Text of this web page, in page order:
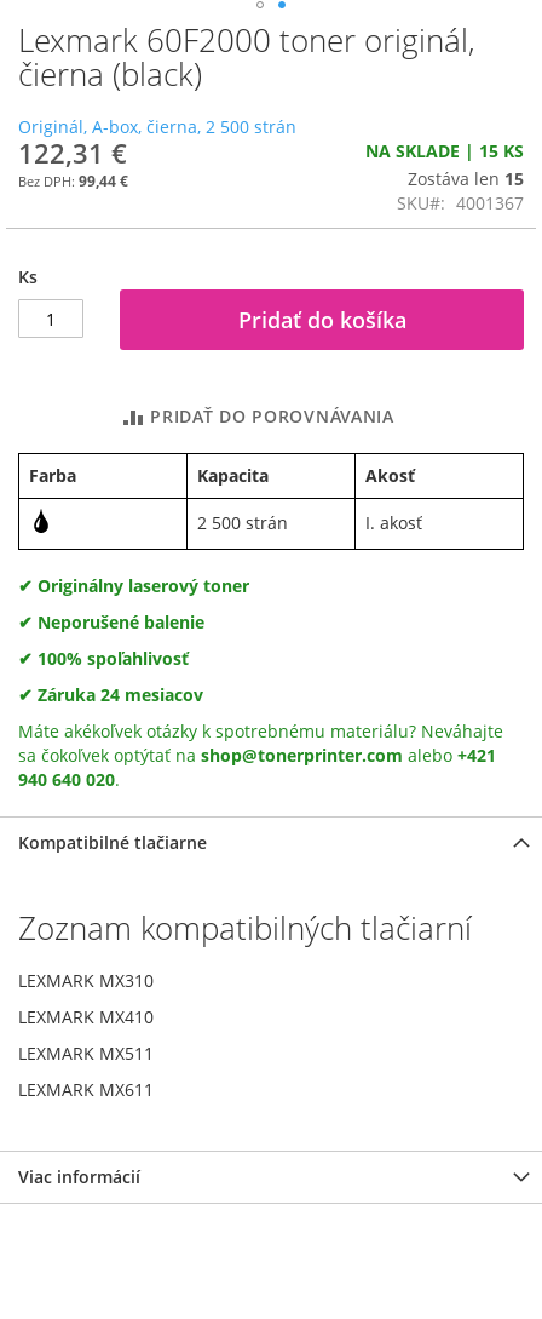
Lexmark 60F2000 toner originál,
čierna (black)
Originál, A-box, čierna, 2 500 strán
122,31 €
99,44 €
NA SKLADE | 15 KS
Zostáva len 15
SKU
4001367
Ks
Pridať do košíka
PRIDAŤ DO POROVNÁVANIA
Farba Kapacita Akosť
2 500 strán I. akosť
✔ Originálny laserový toner
✔ Neporušené balenie
✔ 100% spoľahlivosť
✔ Záruka 24 mesiacov
Máte akékoľvek otázky k spotrebnému materiálu? Neváhajte
sa čokoľvek optýtať na shop@tonerprinter.com alebo +421
940 640 020.
Preskočiť
na
začiatok
obrázkov
Kompatibilné tlačiarne
Zoznam kompatibilných tlačiarní
LEXMARK MX310
LEXMARK MX410
LEXMARK MX511
LEXMARK MX611
Viac informácií